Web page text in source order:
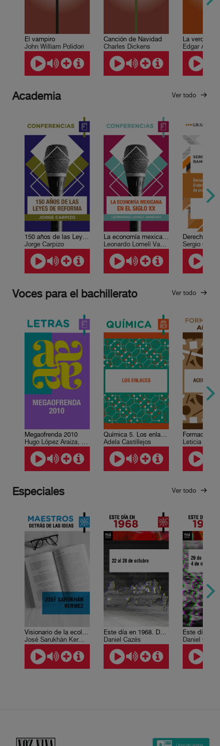
El vampiro
John William Polidori
Canción de Navidad
Charles Dickens
Edgar Allan
Academia Ver todo
150 años de las Leyes de Reforma
Jorge Carpizo
La economía mexicana en el siglo XX
Leonardo Lomelí Vanegas
Sergio
Voces para el bachillerato Ver todo
Megaofrenda 2010
Hugo López Araiza, Yair Yañéz
Química 5. Los enlaces
Adela Castillejos
Leticia
Especiales Ver todo
Visionario de la ecología mexicana universal
José Sarukhán Kermez
Este día en 1968. Del 22 al 28 de octubre
Daniel Cazés
Daniel Cazés